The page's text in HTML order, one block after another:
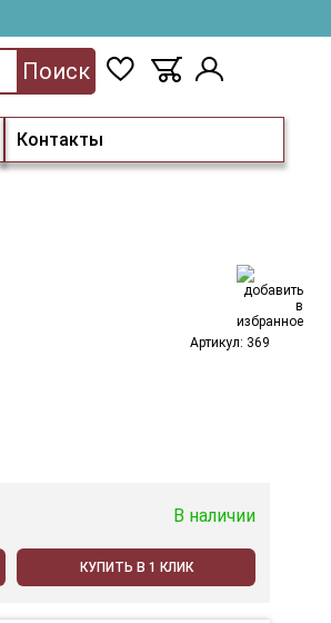
Контакты
Поиск
Артикул: 369
В наличии
КУПИТЬ В 1 КЛИК